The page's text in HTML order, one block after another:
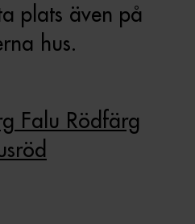
plats även på
hus.
Falu Rödfärg